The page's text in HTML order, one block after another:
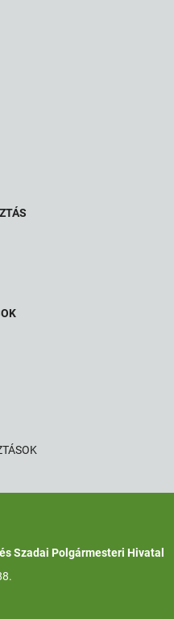
Szadai Polgármesteri Hivatal